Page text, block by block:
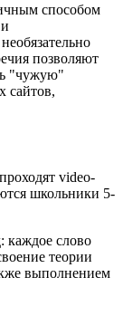
способом
позволяют
"чужую"
сайтов,
video-
школьники 5-
каждое слово
теории
выполнением